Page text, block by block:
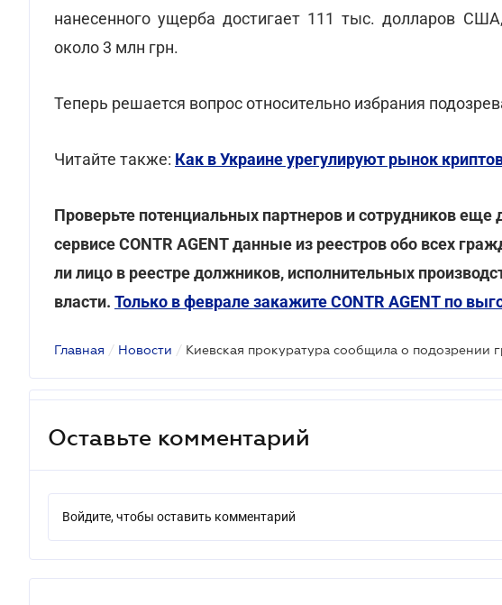
нанесенного ущерба достигает 111 тыс. долларов
около 3 млн грн.
Теперь решается вопрос относительно избрания
Читайте также: Как в Украине урегулируют рынок
Проверьте потенциальных партнеров и сотрудников еще
сервисе CONTR AGENT данные из реестров обо всех
ли лицо в реестре должников, исполнительных
власти. Только в феврале закажите CONTR AGENT по
Главная / Новости /
Оставьте комментарий
Войдите, чтобы оставить комментарий